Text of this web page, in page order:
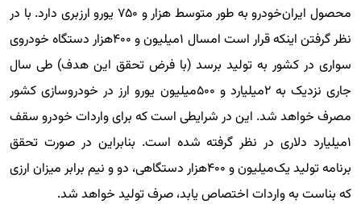
محصول ایران‌خودرو به طور متوسط هزار و ۷۵۰ یورو ارزبری دارد. با در
نظر گرفتن اینکه قرار است امسال ۱میلیون و ۴۰۰هزار دستگاه خودروی
سواری در کشور به تولید برسد (با فرض تحقق این هدف) طی سال
جاری نزدیک به ۲میلیارد و ۵۰۰میلیون یورو ارز در خودروسازی کشور
مصرف خواهد شد. این در شرایطی است که برای واردات خودرو سقف
۱میلیارد دلاری در نظر گرفته شده است. بنابراین در صورت تحقق
برنامه تولید یک‌میلیون و ۴۰۰هزار دستگاهی، دو و نیم برابر میزان ارزی
که بناست به واردات اختصاص یابد، صرف تولید خواهد شد.